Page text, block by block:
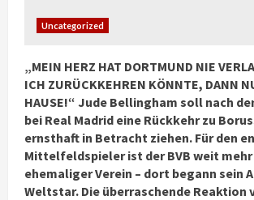
Uncategorized
„MEIN HERZ HAT DORTMUND NIE
ICH ZURÜCKKEHREN KÖNNTE, DANN
HAUSE!“ Jude Bellingham soll nach
bei Real Madrid eine Rückkehr zu
ernsthaft in Betracht ziehen. Für den
Mittelfeldspieler ist der BVB weit mehr
ehemaliger Verein – dort begann sein
Weltstar. Die überraschende Reaktion